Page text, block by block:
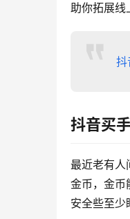
助你拓展线
抖
抖音买
最近老有人
金币，金币
安全些至少